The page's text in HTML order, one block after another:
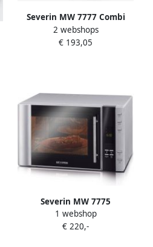
Severin MW 7777 Combi
magnetron – Glazen Bodem
zonder Draaiplateau – Ultra-
2 webshops
€ 193,05
Severin MW 7775
vrijstaande combi
magnetron met grill 30 L
1 webshop
€ 220,-